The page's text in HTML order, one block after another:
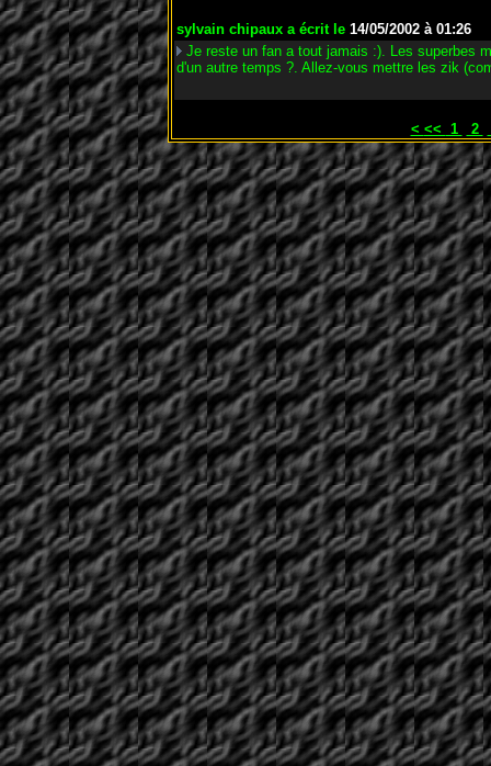
sylvain chipaux a écrit le 14/05/2002 à 01:26
Je reste un fan a tout jamais :). Les superbes
d'un autre temps ?. Allez-vous mettre les zik
< << 1 2